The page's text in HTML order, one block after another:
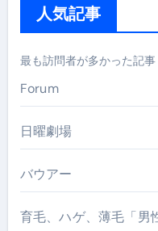
人気記事
最も訪問者が多かった記
Forum
日曜劇場
バウアー
育毛、ハゲ、薄毛「男